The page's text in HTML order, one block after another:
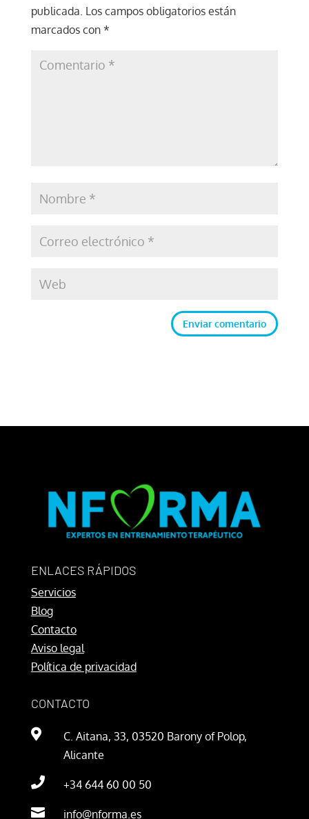
publicada. Los campos obligatorios están
marcados con *
Enviar comentario
ENLACES RÁPIDOS
Servicios
Blog
Contacto
Aviso legal
Política de privacidad
CONTACTO

C. Aitana, 33, 03520 Barony of Polop,
Alicante

+34 644 60 00 50

info@nforma.es